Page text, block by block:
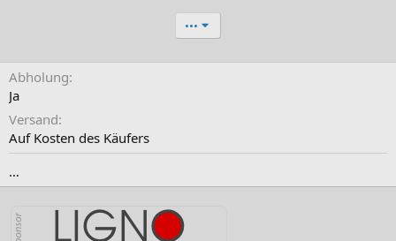
•••
Abholung
Ja
Versand
Auf Kosten des Käufers
…